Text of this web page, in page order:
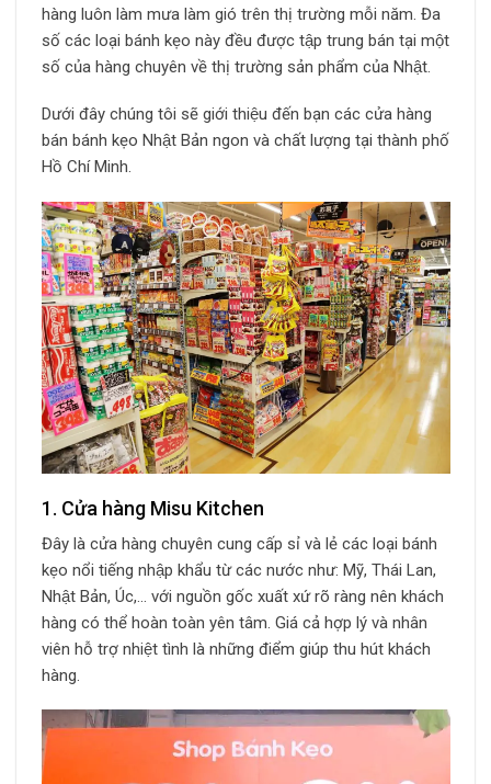
hàng luôn làm mưa làm gió trên thị trường mỗi năm. Đa
số các loại bánh kẹo này đều được tập trung bán tại một
số của hàng chuyên về thị trường sản phẩm của Nhật.
Dưới đây chúng tôi sẽ giới thiệu đến bạn các cửa hàng
bán bánh kẹo Nhật Bản ngon và chất lượng tại thành phố
Hồ Chí Minh.
1. Cửa hàng Misu Kitchen
Đây là cửa hàng chuyên cung cấp sỉ và lẻ các loại bánh
kẹo nổi tiếng nhập khẩu từ các nước như: Mỹ, Thái Lan,
Nhật Bản, Úc,… với nguồn gốc xuất xứ rõ ràng nên khách
hàng có thể hoàn toàn yên tâm. Giá cả hợp lý và nhân
viên hỗ trợ nhiệt tình là những điểm giúp thu hút khách
hàng.